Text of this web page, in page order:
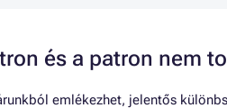
és a patron nem
emlékezhet, jelentős